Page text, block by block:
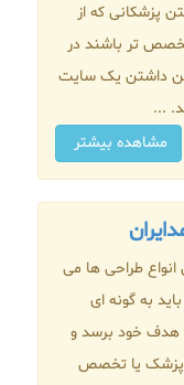
پزشکانی که از
تر باشند در
داشتن یک سایت
...
مشاهده بیشتر
طراحی ها می
به گونه ای
هدف خود برسد و
پزشک یا تخصص